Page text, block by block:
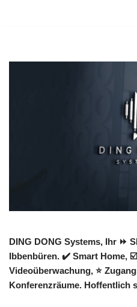
springen
DING DONG Systems, Ihr ⏩
Ibbenbüren. ✔️ Smart Home,
Videoüberwachung, ⭐
Konferenzräume. Hoffentlich